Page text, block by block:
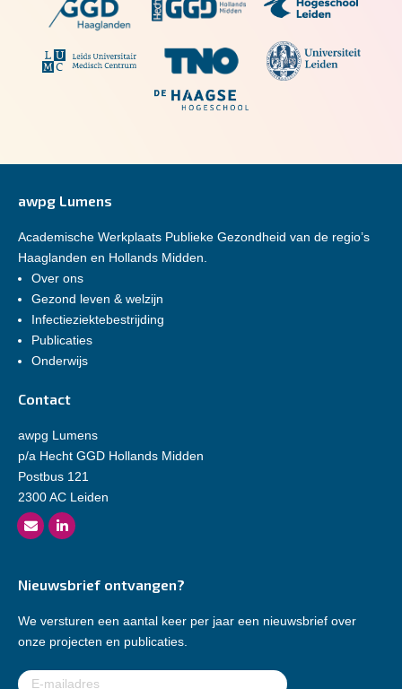
awpg Lumens
Academische Werkplaats Publieke Gezondheid van de regio’s
Haaglanden en Hollands Midden.
Over ons
Gezond leven & welzijn
Infectieziektebestrijding
Publicaties
Onderwijs
Contact
awpg Lumens
p/a Hecht GGD Hollands Midden
Postbus 121
2300 AC Leiden
Nieuwsbrief ontvangen?
We versturen een aantal keer per jaar een nieuwsbrief over
onze projecten en publicaties.
E-